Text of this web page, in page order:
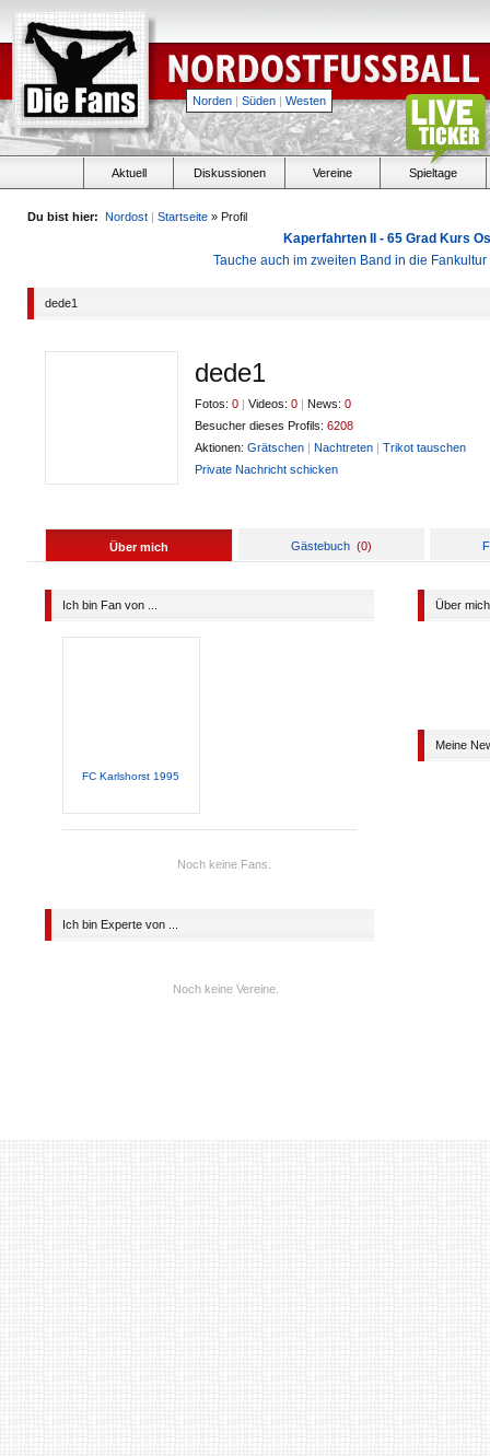
Norden | Süden | Westen
Aktuell Diskussionen Vereine Spieltage
Du bist hier: Nordost | Startseite » Profil
Kaperfahrten II - 65 Grad Kurs
Tauche auch im zweiten Band in die
dede1
dede1
Fotos: 0 | Videos: 0 | News: 0
Besucher dieses Profils: 6208
Aktionen: Grätschen | Nachtreten | Trikot tauschen
Private Nachricht schicken
Über mich Gästebuch (0)
Ich bin Fan von ...
FC Karlshorst 1995
Noch keine Fans.
Ich bin Experte von ...
Noch keine Vereine.
Über mich
Meine